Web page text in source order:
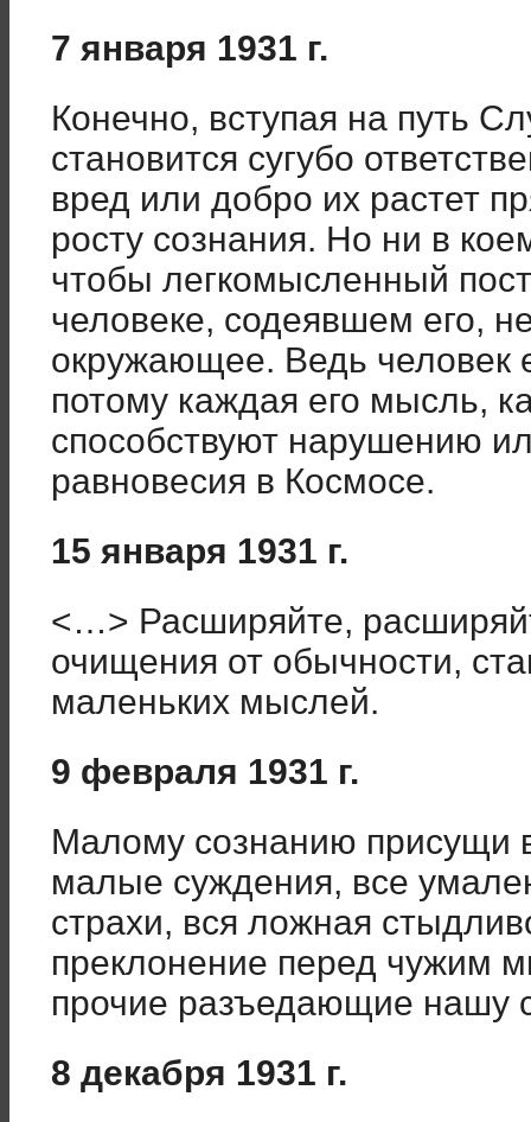
7 января 1931 г.
Конечно, вступая на путь
становится сугубо
вред или добро их растет
росту сознания. Но ни в
чтобы легкомысленный
человеке, содеявшем его,
окружающее. Ведь человек
потому каждая его мысль,
способствуют нарушению
равновесия в Космосе.
15 января 1931 г.
<…> Расширяйте,
очищения от обычности,
маленьких мыслей.
9 февраля 1931 г.
Малому сознанию присущи
малые суждения, все
страхи, вся ложная
преклонение перед чужим
прочие разъедающие нашу
8 декабря 1931 г.